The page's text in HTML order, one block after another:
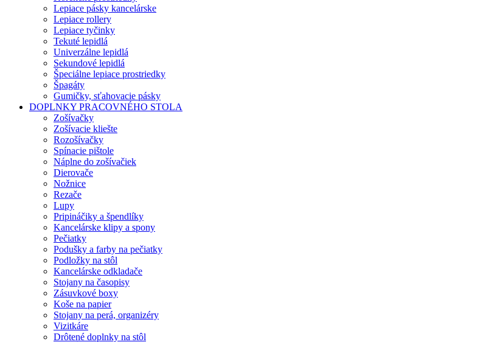
Lepiace pásky kancelárske
Lepiace rollery
Lepiace tyčinky
Tekuté lepidlá
Univerzálne lepidlá
Sekundové lepidlá
Špeciálne lepiace prostriedky
Špagáty
Gumičky, sťahovacie pásky
DOPLNKY PRACOVNÉHO STOLA
Zošívačky
Zošívacie kliešte
Rozošívačky
Spínacie pištole
Náplne do zošívačiek
Dierovače
Nožnice
Rezače
Lupy
Pripináčiky a špendlíky
Kancelárske klipy a spony
Pečiatky
Podušky a farby na pečiatky
Podložky na stôl
Kancelárske odkladače
Stojany na časopisy
Zásuvkové boxy
Koše na papier
Stojany na perá, organizéry
Vizitkáre
Drôtené doplnky na stôl